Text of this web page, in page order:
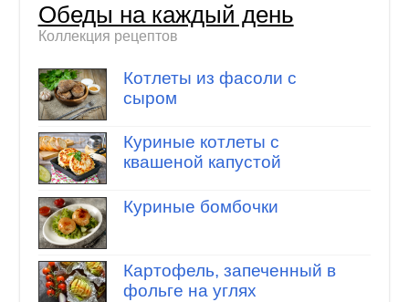
Обеды на каждый день
Коллекция рецептов
Котлеты из фасоли с
сыром
Куриные котлеты с
квашеной капустой
Куриные бомбочки
Картофель, запеченный в
фольге на углях